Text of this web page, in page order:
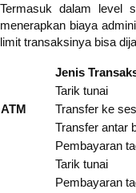
Termasuk dalam level
menerapkan biaya
limit transaksinya bisa
ATM
Jenis
Tarik tunai
Transfer ke
Transfer antar
Pembayaran
Tarik tunai
Pembayaran